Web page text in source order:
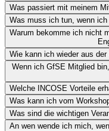
Was passiert mit meinem
Was muss ich tun, wenn
Warum bekomme ich nicht
Wie kann ich wieder aus
Wenn ich GfSE Mitglied
Welche INCOSE Vorteile
Was kann ich vom
Was sind die wichtigen
An wen wende ich mich,